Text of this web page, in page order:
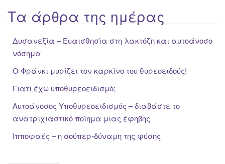
Τα άρθρα της ημέρας
Δυσανεξία – Ευαισθησία στη λακτόζη και αυτοάνοσο
νόσημα
Ο Φράνκι μυρίζει τον καρκίνο του θυρεοειδούς!
Γιατί έχω υποθυρεοειδισμό;
Αυτοάνοσος Υποθυρεοειδισμός – διαβάστε το
ανατριχιαστικό ποίημα μιας έφηβης
Ιπποφαές – η σούπερ-δύναμη της φύσης